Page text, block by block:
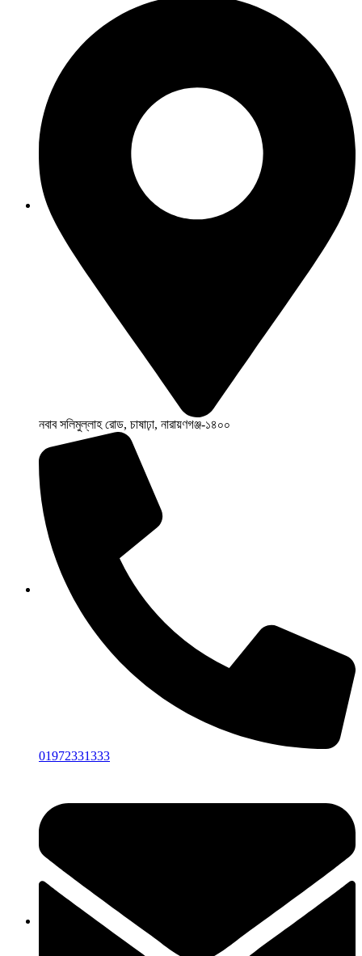
নবাব সলিমুল্লাহ রোড, চাষাঢ়া, নারায়ণগঞ্জ-১৪০০
01972331333